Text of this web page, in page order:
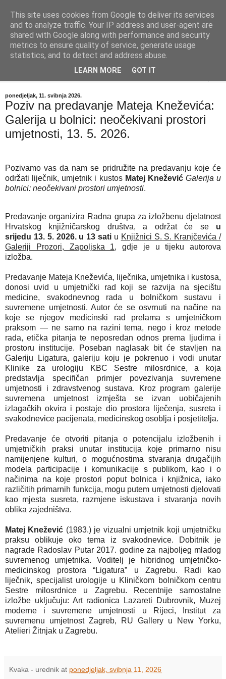
"Kvaka"
Časopis za književnost ISSN 2459-5632
ponedjeljak, 11. svibnja 2026.
Poziv na predavanje Mateja Kneževića:
Galerija u bolnici: neočekivani prostori
umjetnosti, 13. 5. 2026.
Pozivamo vas da nam se pridružite na predavanju koje će
održati liječnik, umjetnik i kustos Matej Knežević Galerija u
bolnici: neočekivani prostori umjetnosti.
Predavanje organizira Radna grupa za izložbenu djelatnost
Hrvatskog knjižničarskog društva, a održat će se u
srijedu 13. 5. 2026. u 13 sati u Knjižnici S. S. Kranjčevića /
Galeriji Prozori, Zapoljska 1, gdje je u tijeku autorova
izložba.
Predavanje Mateja Kneževića, liječnika, umjetnika i kustosa,
donosi uvid u umjetnički rad koji se razvija na sjecištu
medicine, svakodnevnog rada u bolničkom sustavu i
suvremene umjetnosti. Autor će se osvrnuti na načine na
koje se njegov medicinski rad prelama s umjetničkom
praksom — ne samo na razini tema, nego i kroz metode
rada, etička pitanja te neposredan odnos prema ljudima i
prostoru institucije. Poseban naglasak bit će stavljen na
Galeriju Ligatura, galeriju koju je pokrenuo i vodi unutar
Klinike za urologiju KBC Sestre milosrdnice, a koja
predstavlja specifičan primjer povezivanja suvremene
umjetnosti i zdravstvenog sustava. Kroz program galerije
suvremena umjetnost izmješta se izvan uobičajenih
izlagačkih okvira i postaje dio prostora liječenja, susreta i
svakodnevice pacijenata, medicinskog osoblja i posjetitelja.
Predavanje će otvoriti pitanja o potencijalu izložbenih i
umjetničkih praksi unutar institucija koje primarno nisu
namijenjene kulturi, o mogućnostima stvaranja drugačijih
modela participacije i komunikacije s publikom, kao i o
načinima na koje prostori poput bolnica i knjižnica, iako
različitih primarnih funkcija, mogu putem umjetnosti djelovati
kao mjesta susreta, razmjene iskustava i stvaranja novih
oblika zajedništva.
Matej Knežević (1983.) je vizualni umjetnik koji umjetničku
praksu oblikuje oko tema iz svakodnevice. Dobitnik je
nagrade Radoslav Putar 2017. godine za najboljeg mladog
suvremenog umjetnika. Voditelj je hibridnog umjetničko-
medicinskog prostora “Ligatura” u Zagrebu. Radi kao
liječnik, specijalist urologije u Kliničkom bolničkom centru
Sestre milosrdnice u Zagrebu. Recentnije samostalne
izložbe uključuju: Art radionica Lazareti Dubrovnik, Muzej
moderne i suvremene umjetnosti u Rijeci, Institut za
suvremenu umjetnost Zagreb, RU Gallery u New Yorku,
Atelieri Žitnjak u Zagrebu.
Kvaka - urednik at ponedjeljak, svibnja 11, 2026
This site uses cookies from Google to deliver its services
and to analyze traffic. Your IP address and user-agent are
shared with Google along with performance and security
metrics to ensure quality of service, generate usage
statistics, and to detect and address abuse.
LEARN MORE GOT IT